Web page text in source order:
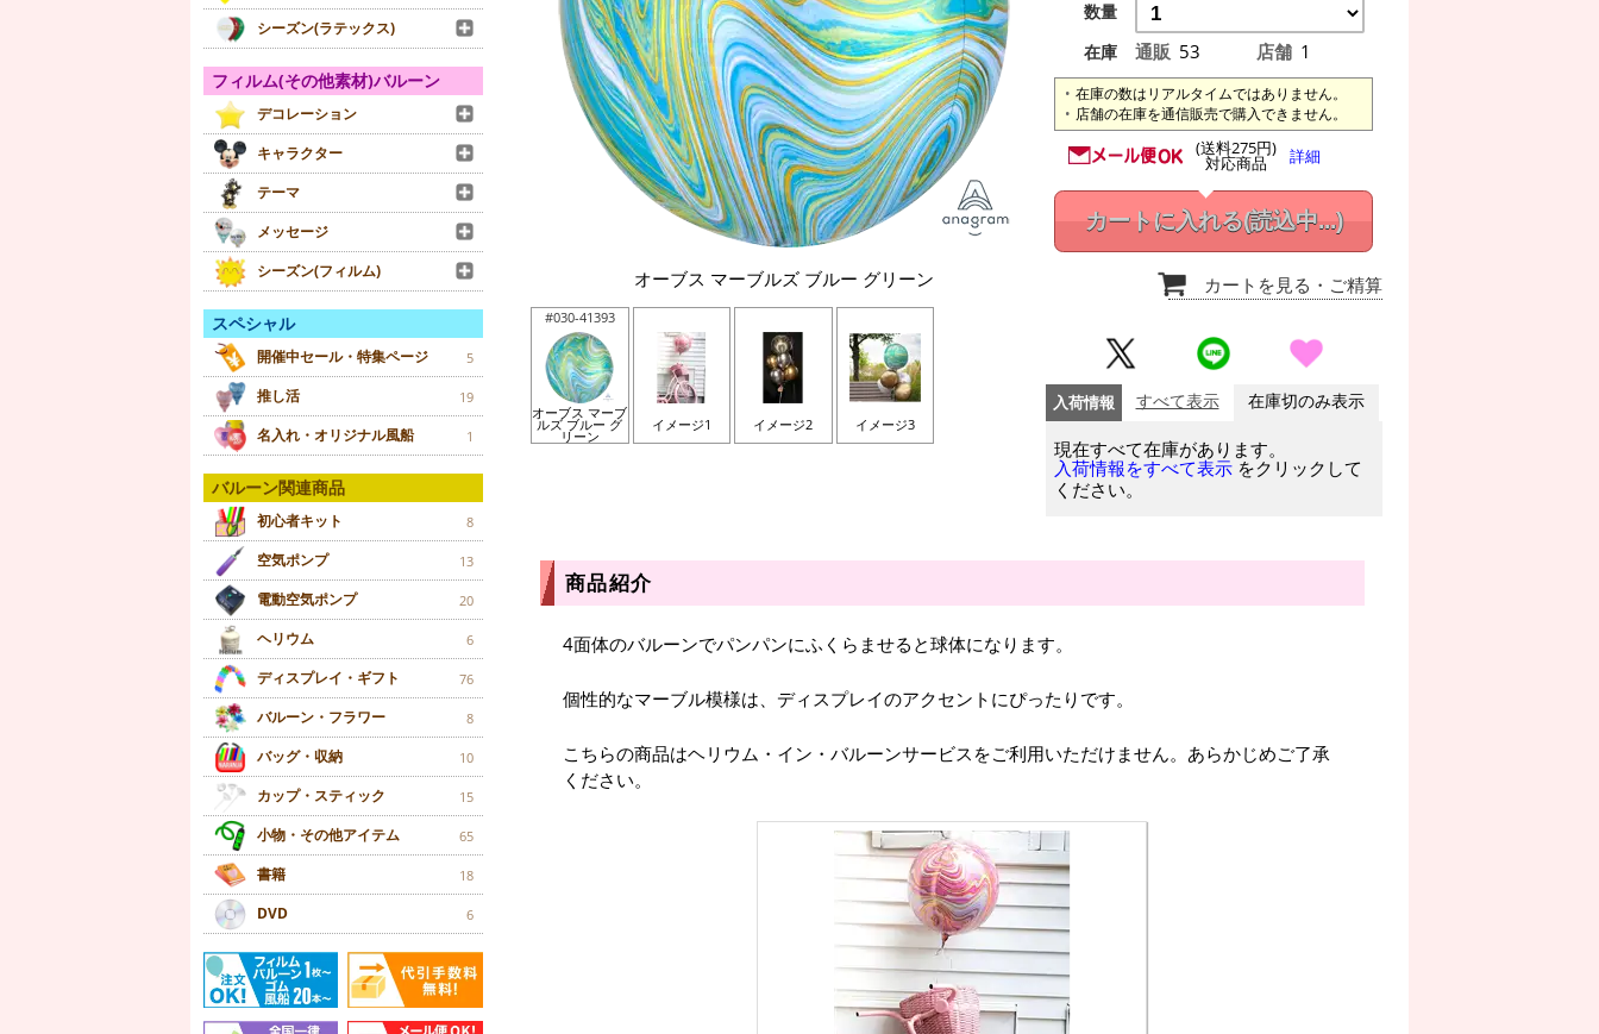
シーズン(ラテックス)
フィルム(その他素材)バルーン
デコレーション
キャラクター
テーマ
メッセージ
シーズン(フィルム)
スペシャル
開催中セール・特集ページ 5
推し活 19
名入れ・オリジナル風船 1
バルーン関連商品
初心者キット 8
空気ポンプ 13
電動空気ポンプ 20
ヘリウム 6
ディスプレイ・ギフト 76
バルーン・フラワー 8
バッグ・収納 10
カップ・スティック 15
小物・その他アイテム 65
書籍 18
DVD 6
オーブス マーブルズ ブルー グリーン
#030-41393
オーブス マーブ
ルズ ブルー グ
リーン
イメージ1 イメージ2 イメージ3
数量
在庫
通販 53 店舗 1
在庫の数はリアルタイムではありません。
店舗の在庫を通信販売で購入できません。
(送料275円)
対応商品 詳細
カートに入れる(読込中...)
カートを見る ・ご精算
入荷情報 すべて表示 在庫切のみ表示
現在すべて在庫があります。
入荷情報をすべて表示 をクリックして
ください。
商品紹介
4面体のバルーンでパンパンにふくらませると球体になります。
個性的なマーブル模様は、ディスプレイのアクセントにぴったりです。
こちらの商品はヘリウム・イン・バルーンサービスをご利用いただけません。あらかじめご了承
ください。